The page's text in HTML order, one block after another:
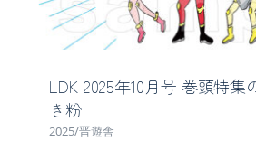
LDK 2025年10月号 巻頭特
き粉
2025/晋遊舎